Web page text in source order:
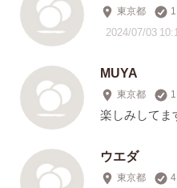
東京都
2024/07/03
MUYA
東京都
楽しみしてま
ウエダ
東京都